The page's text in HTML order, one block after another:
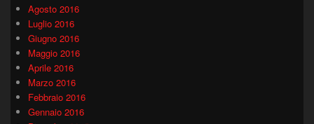
Agosto 2016
Luglio 2016
Giugno 2016
Maggio 2016
Aprile 2016
Marzo 2016
Febbraio 2016
Gennaio 2016